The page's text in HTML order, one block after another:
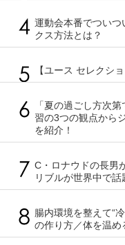
運動会本番でついつ
クス方法とは？
【ユース セレクシ
「夏の過ごし方次
習の3つの観点から
を紹介！
C・ロナウドの長男
リブルが世界中で話
腸内環境を整えて“
の作り方／体を温め